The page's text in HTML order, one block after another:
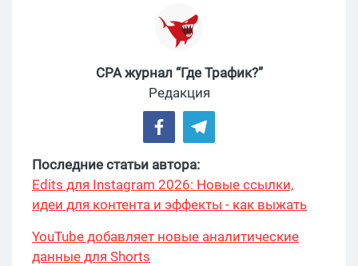
CPA журнал “Где Трафик?”
Редакция
Последние статьи автора:
Edits для Instagram 2026: Новые ссылки,
идеи для контента и эффекты - как выжать
YouTube добавляет новые аналитические
данные для Shorts